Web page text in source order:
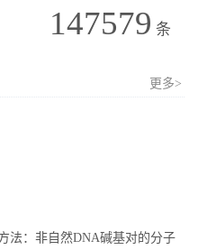
147579 条
更多>
法：非自然DNA碱基对的分子